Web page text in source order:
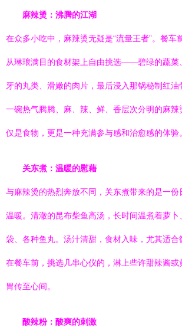
麻辣烫：沸腾的江湖
在众多小吃中，麻辣烫无疑是“流量王者”。餐车
从琳琅满目的食材架上自由挑选——碧绿的蔬菜
牙的丸类、滑嫩的肉片，最后浸入那锅秘制红油
一碗热气腾腾、麻、辣、鲜、香层次分明的麻辣
仅是食物，更是一种充满参与感和治愈感的体验。
关东煮：温暖的慰藉
与麻辣烫的热烈奔放不同，关东煮带来的是一
温暖。清澈的昆布柴鱼高汤，长时间温煮着萝
袋、各种鱼丸。汤汁清甜，食材入味，尤其适
在餐车前，挑选几串心仪的，淋上些许甜辣酱或
胃传至心间。
酸辣粉：酸爽的刺激